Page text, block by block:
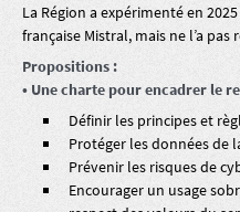
La Région a expérimenté en
française Mistral, mais ne l’a
Propositions :
• Une charte pour encadrer le
Définir les principes et
Protéger les données de
Prévenir les risques de
Encourager un usage